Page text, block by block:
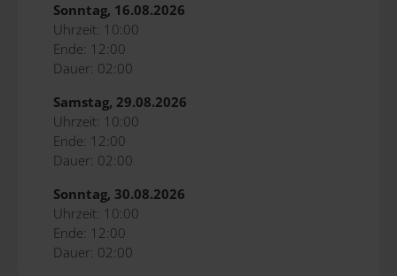
Sonntag, 16.08.2026
Uhrzeit: 10:00
Ende: 12:00
Dauer: 02:00
Samstag, 29.08.2026
Uhrzeit: 10:00
Ende: 12:00
Dauer: 02:00
Sonntag, 30.08.2026
Uhrzeit: 10:00
Ende: 12:00
Dauer: 02:00